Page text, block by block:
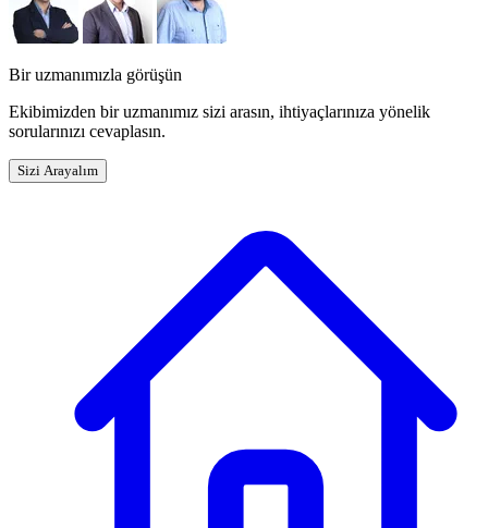
Bir uzmanımızla görüşün
Ekibimizden bir uzmanımız sizi arasın, ihtiyaçlarınıza yönelik
sorularınızı cevaplasın.
Sizi Arayalım